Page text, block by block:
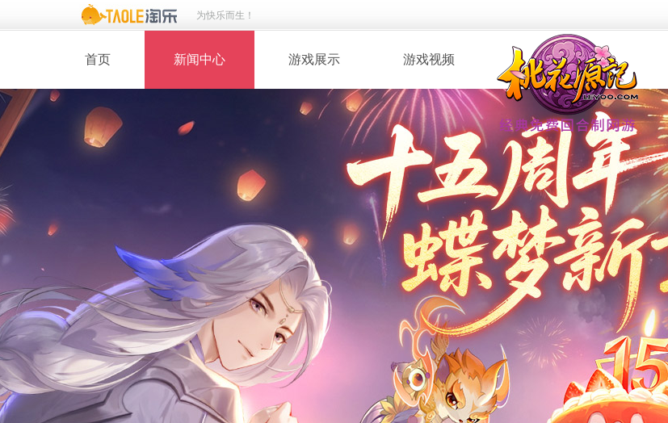
为快乐而生！
首页 新闻中心 游戏展示 游戏视频
· 维护公告
· 桃花美人
· 桃花服战
· 玩家自制
· 版本CG
· 解说视频